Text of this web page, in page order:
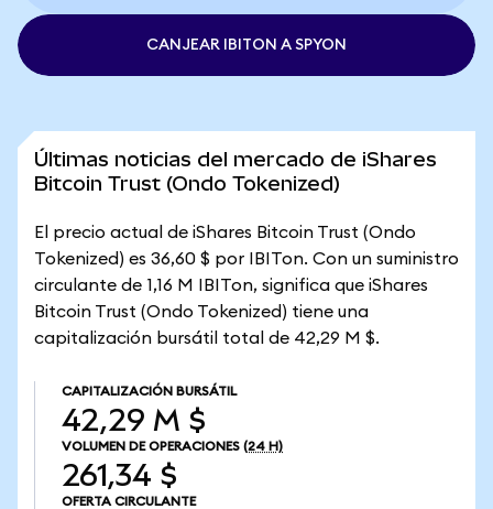
CANJEAR IBITON A SPYON
Últimas noticias del mercado de iShares
Bitcoin Trust (Ondo Tokenized)
El precio actual de iShares Bitcoin Trust (Ondo
Tokenized) es 36,60 $ por IBITon. Con un suministro
circulante de 1,16 M IBITon, significa que iShares
Bitcoin Trust (Ondo Tokenized) tiene una
capitalización bursátil total de 42,29 M $.
CAPITALIZACIÓN BURSÁTIL
42,29 M $
VOLUMEN DE OPERACIONES (24 H)
261,34 $
OFERTA CIRCULANTE